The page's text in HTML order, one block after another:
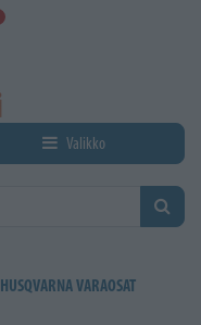
Valikko
HUSQVARNA VARAOSAT